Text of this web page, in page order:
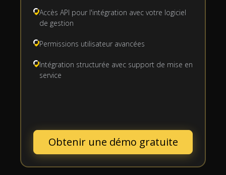
Accès API pour l'intégration avec votre logiciel
de gestion
Permissions utilisateur avancées
Intégration structurée avec support de mise en
service
Obtenir une démo gratuite